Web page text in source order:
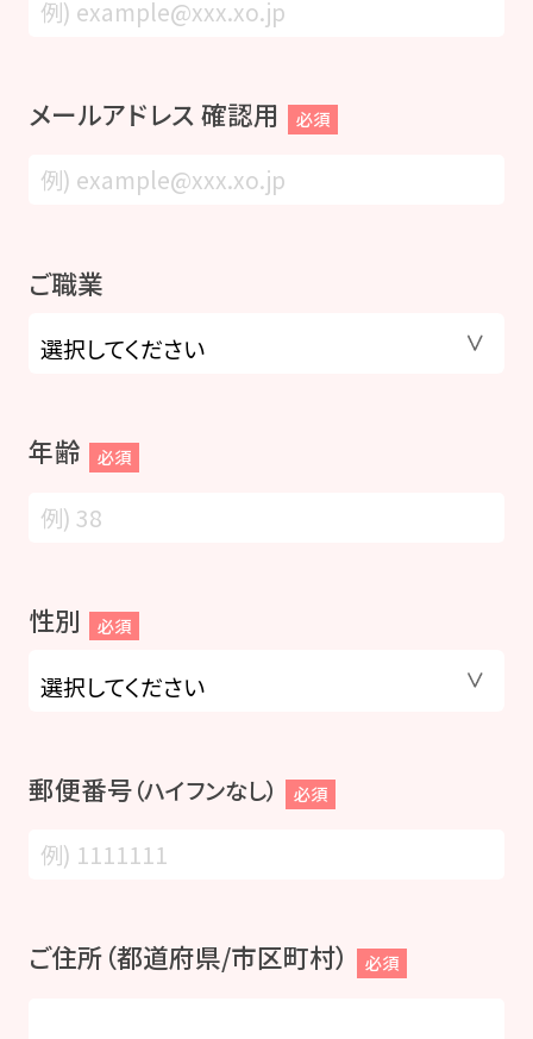
メールアドレス 確認用 必須
ご職業
年齢 必須
性別 必須
郵便番号（ハイフンなし） 必須
ご住所（都道府県/市区町村） 必須